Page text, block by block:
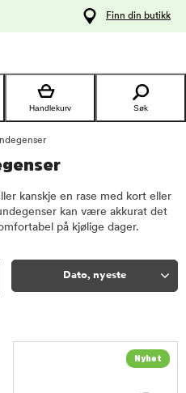
Finn din butikk
Handlekurv Søk
kanskje en rase med kort eller
kan være akkurat det
på kjølige dager.
Dato, nyeste